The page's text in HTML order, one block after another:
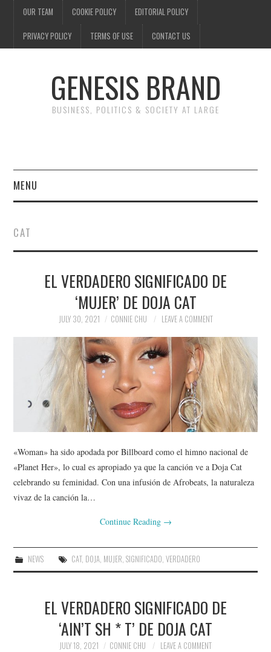
OUR TEAM COOKIE POLICY EDITORIAL POLICY
PRIVACY POLICY TERMS OF USE CONTACT US
GENESIS BRAND
BUSINESS, POLITICS & SOCIETY AT LARGE
MENU
FINANCE
NEWS
SOCIETY
SPORTS
TECHNOLOGY
CAT
EL VERDADERO SIGNIFICADO DE
‘MUJER’ DE DOJA CAT
JULY 30, 2021 CONNIE CHU LEAVE A COMMENT
«Woman» ha sido apodada por Billboard como el himno nacional de
«Planet Her», lo cual es apropiado ya que la canción ve a Doja Cat
celebrando su feminidad. Con una infusión de Afrobeats, la naturaleza
vivaz de la canción la…
Continue Reading →
NEWS CAT, DOJA, MUJER, SIGNIFICADO, VERDADERO
EL VERDADERO SIGNIFICADO DE
‘AIN’T SH * T’ DE DOJA CAT
JULY 18, 2021 CONNIE CHU LEAVE A COMMENT